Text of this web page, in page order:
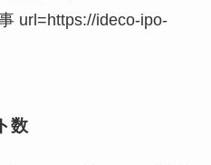
url=https://ideco-ipo-
数